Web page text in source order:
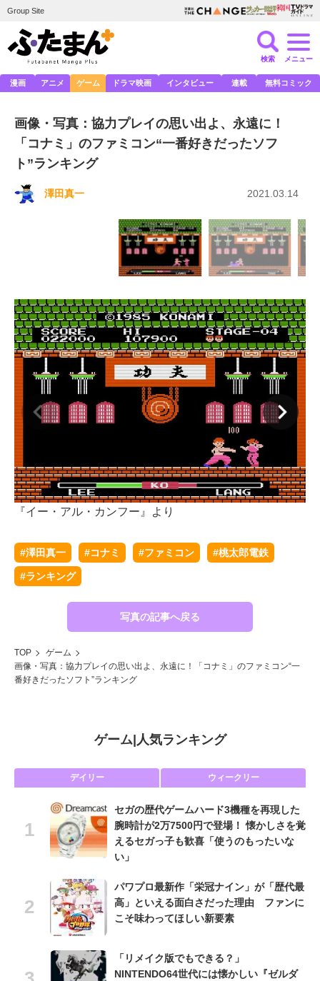
Group Site
検索 メニュー
漫画 アニメ ゲーム ドラマ映画 インタビュー 連載 無料コミック
画像・写真：協力プレイの思い出よ、永遠に！
「コナミ」のファミコン“一番好きだったソフ
ト”ランキング
澤田真一 2021.03.14
『イー・アル・カンフー』より
#澤田真一 #コナミ #ファミコン #桃太郎電鉄
#ランキング
写真の記事へ戻る
TOP
ゲーム
画像・写真：協力プレイの思い出よ、永遠に！「コナミ」のファミコン“一
番好きだったソフト”ランキング
ゲーム| 人気ランキング
デイリー ウィークリー
セガの歴代ゲームハード3機種を再現した
腕時計が2万7500円で登場！ 懐かしさを覚
えるセガっ子も歓喜「使うのもったいな
い」
パワプロ最新作「栄冠ナイン」が「歴代最
高」といえる面白さだった理由 ファンに
こそ味わってほしい新要素
「リメイク版でもできる？」
NINTENDO64世代には懐かしい『ゼルダ